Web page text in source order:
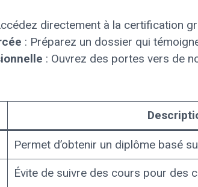
directement à la certification
: Préparez un dossier qui
: Ouvrez des portes vers de
Permet d’obtenir un diplôme basé
Évite de suivre des cours pour des